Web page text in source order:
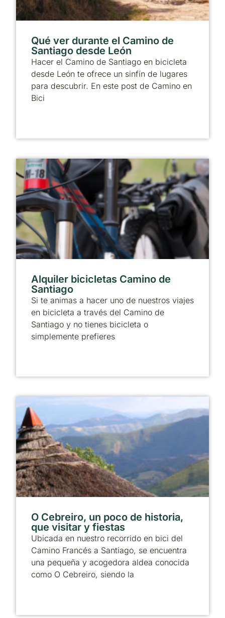
Qué ver durante el Camino de
Santiago desde León
Hacer el Camino de Santiago en bicicleta
desde León te ofrece un sinfín de lugares
para descubrir. En este post de Camino en
Bici
Alquiler bicicletas Camino de
Santiago
Si te animas a hacer uno de nuestros viajes
en bicicleta a través del Camino de
Santiago y no tienes bicicleta o
simplemente prefieres
O Cebreiro, un poco de historia,
que visitar y fiestas
Ubicada en nuestro recorrido en bici del
Camino Francés a Santiago, se encuentra
una pequeña y acogedora aldea conocida
como O Cebreiro, siendo la